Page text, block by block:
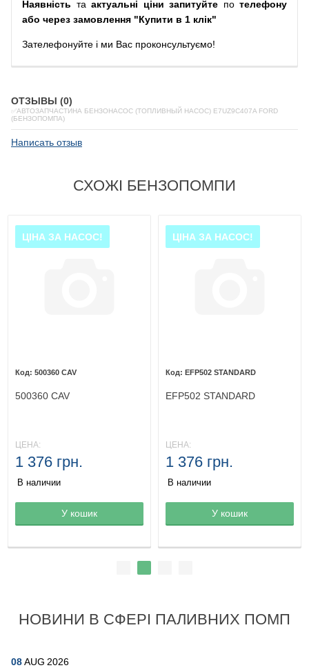
Наявність та актуальні ціни запитуйте по телефону
або через замовлення "Купити в 1 клік"
Зателефонуйте і ми Вас проконсультуємо!
ОТЗЫВЫ (0)
✅АВТОЗАПЧАСТИНА БЕНЗОНАСОС (ТОПЛИВНЫЙ НАСОС) E7UZ9C407A FORD
(БЕНЗОПОМПА)
Написать отзыв
СХОЖІ БЕНЗОПОМПИ
Товар в корзине
ЦІНА ЗА НАСОС!
500360 CAV
500360 CAV
ЦЕНА:
1 376 грн.
В наличии
У кошик Товар в корзине
ЦІНА ЗА НАСОС!
EFP502 STANDARD
EFP502 STANDARD
ЦЕНА:
1 376 грн.
В наличии
У кошик
НОВИНИ В СФЕРІ ПАЛИВНИХ ПОМП
08AUG 2026